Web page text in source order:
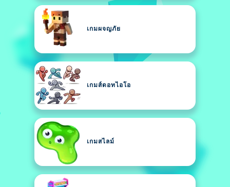
เกมผจญภัย
เกมส์ดอทไอโอ
เกมสไลม์